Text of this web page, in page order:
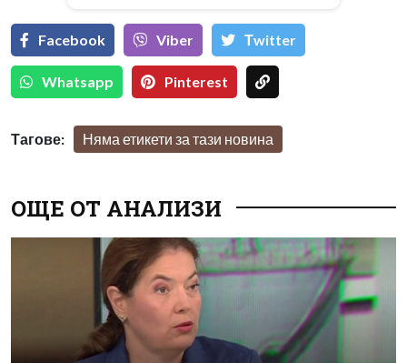
Facebook Viber Тwitter
Whatsapp Pinterest
Тагове: Няма етикети за тази новина
ОЩЕ ОТ АНАЛИЗИ